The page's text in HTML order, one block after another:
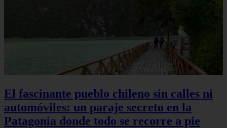
El fascinante pueblo chileno sin calles ni
automóviles: un paraje secreto en la
Patagonia donde todo se recorre a pie